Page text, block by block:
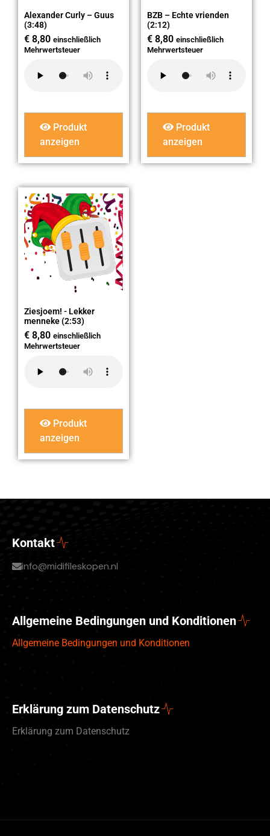
Alexander Curly – Guus
(3:48)
€ 8,80 einschließlich
Mehrwertsteuer
Produkt
anzeigen
BZB – Echte vrienden
(2:12)
€ 8,80 einschließlich
Mehrwertsteuer
Produkt
anzeigen
Ziesjoem! - Lekker
menneke (2:53)
€ 8,80 einschließlich
Mehrwertsteuer
Produkt
anzeigen
Kontakt
info@midifileskopen.nl
Allgemeine Bedingungen und Konditionen
Allgemeine Bedingungen und Konditionen
Erklärung zum Datenschutz
Erklärung zum Datenschutz